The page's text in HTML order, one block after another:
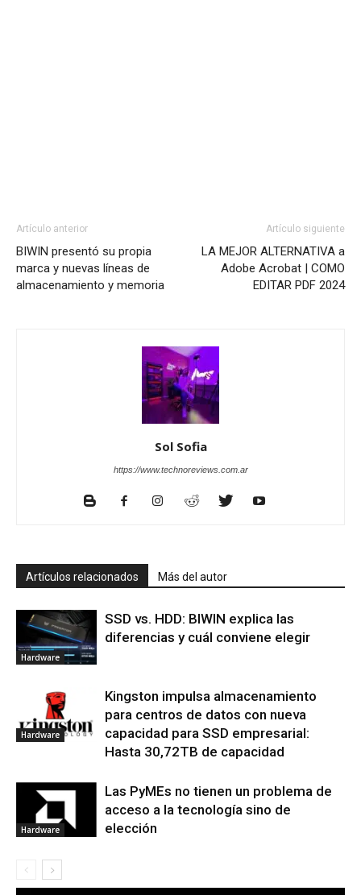
Artículo anterior
BIWIN presentó su propia
marca y nuevas líneas de
almacenamiento y memoria
Artículo siguiente
LA MEJOR ALTERNATIVA a
Adobe Acrobat | COMO
EDITAR PDF 2024
Sol Sofia
https://www.technoreviews.com.ar
Artículos relacionados Más del autor
Hardware
SSD vs. HDD: BIWIN explica las
diferencias y cuál conviene elegir
Hardware
Kingston impulsa almacenamiento
para centros de datos con nueva
capacidad para SSD empresarial:
Hasta 30,72TB de capacidad
Hardware
Las PyMEs no tienen un problema de
acceso a la tecnología sino de
elección